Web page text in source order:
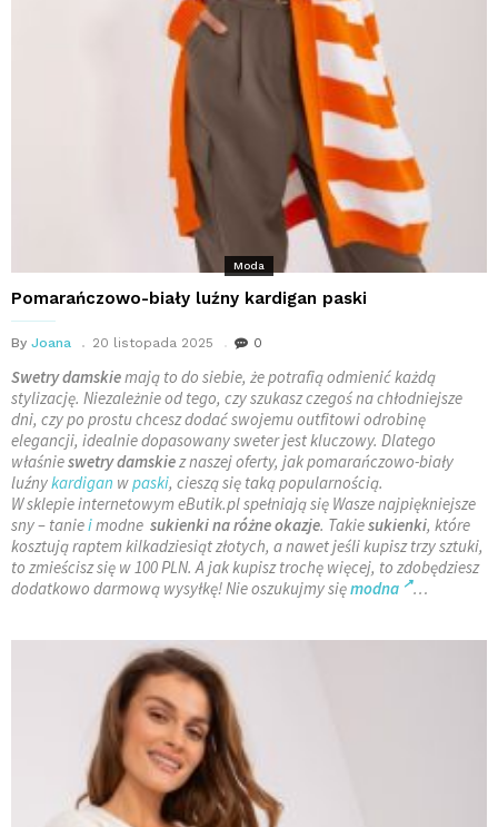
Moda
Pomarańczowo-biały luźny kardigan paski
By Joana 20 listopada 2025 0
Swetry damskiemają to do siebie, że potrafią odmienić każdą
stylizację. Niezależnie od tego, czy szukasz czegoś na chłodniejsze
dni, czy po prostu chcesz dodać swojemu outfitowi odrobinę
elegancji, idealnie dopasowany sweter jest kluczowy. Dlatego
właśnieswetry damskiez naszej oferty, jak pomarańczowo-biały
luźnykardigan wpaski, cieszą się taką popularnością.
W sklepie internetowym eButik.pl spełniają się Wasze najpiękniejsze
sny – tanieimodne sukienki na różne okazje. Takiesukienki, które
kosztują raptem kilkadziesiąt złotych, a nawet jeśli kupisz trzy sztuki,
to zmieścisz się w 100 PLN. A jak kupisz trochę więcej, to zdobędziesz
dodatkowo darmową wysyłkę! Nie oszukujmy sięmodna …